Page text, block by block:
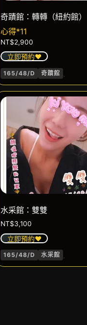
奇蹟館：轉轉（紐約館）
心得*11
NT$2,900
立即預約❤️
165/48/D 奇蹟館 .
水采館：雙雙
NT$3,100
立即預約❤️
165/48/D 水采館 .